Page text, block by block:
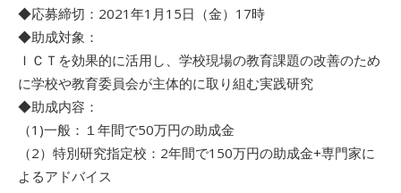
◆応募締切：2021年1月15日（金）17時
◆助成対象：
ＩＣＴを効果的に活用し、学校現場の教育課題の改善のため
に学校や教育委員会が主体的に取り組む実践研究
◆助成内容：
（1)一般：１年間で50万円の助成金
（2）特別研究指定校：2年間で150万円の助成金+専門家に
よるアドバイス